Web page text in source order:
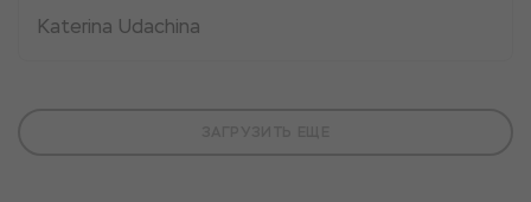
Katerina Udachina